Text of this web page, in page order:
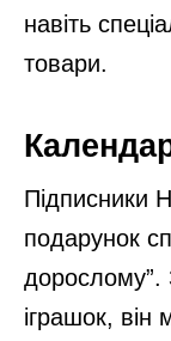
навіть
товари.
Підписники
подарунок
дорослому”.
іграшок, він